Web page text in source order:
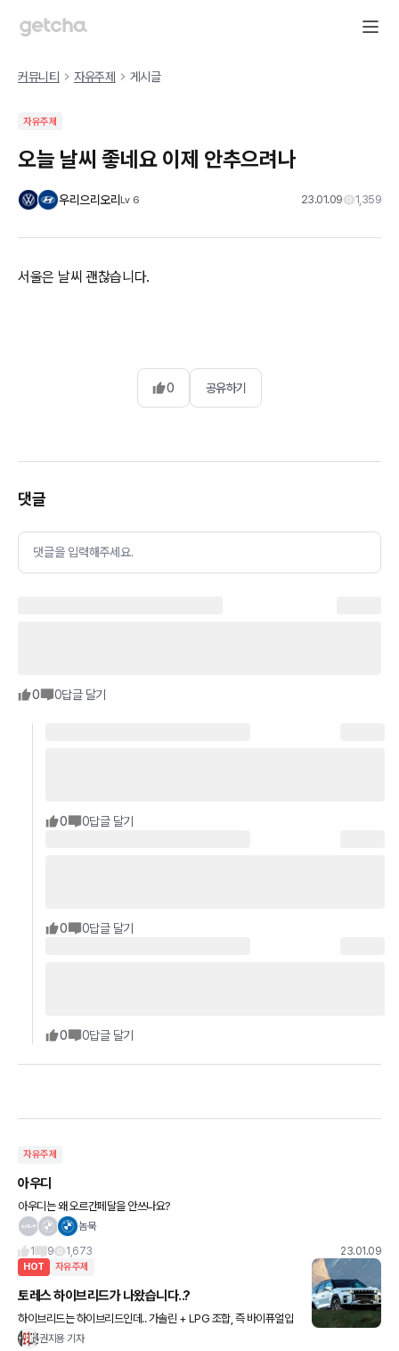
커뮤니티 자유주제 게시글
자유주제
오늘 날씨 좋네요 이제 안추으려나
우리으리오리 Lv 6 23.01.09 1,359
서울은 날씨 괜찮습니다.
0 공유하기
댓글
댓글을 입력해주세요.
0 0답글 달기
0 0답글 달기
0 0답글 달기
0 0답글 달기
자유주제
아우디
아우디는 왜 오르간페달을 안쓰나요?
놈묵
1
9 1,673 23.01.09
HOT 자유주제
토레스 하이브리드가 나왔습니다..?
하이브리드는 하이브리드인데.. 가솔린 + LPG 조합, 즉 바이퓨얼입
니다!! 전기모터 들어갔다고 생각하면 낚이시는겁... 가솔린 50리터
권지용 기자